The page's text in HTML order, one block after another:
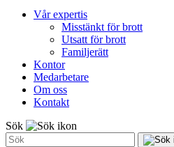
Vår expertis
Misstänkt för brott
Utsatt för brott
Familjerätt
Kontor
Medarbetare
Om oss
Kontakt
Sök